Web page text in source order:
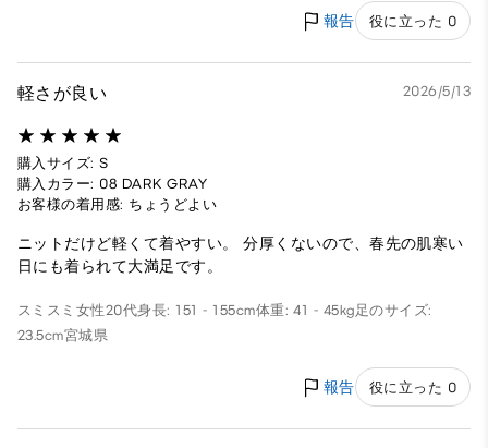
報告 役に立った 0
軽さが良い 2026/5/13
購入サイズ: S
購入カラー: 08 DARK GRAY
お客様の着用感: ちょうどよい
ニットだけど軽くて着やすい。 分厚くないので、春先の肌寒い
日にも着られて大満足です。
スミスミ 女性20代身長: 151 - 155cm体重: 41 - 45kg足のサイズ:
23.5cm宮城県
報告 役に立った 0